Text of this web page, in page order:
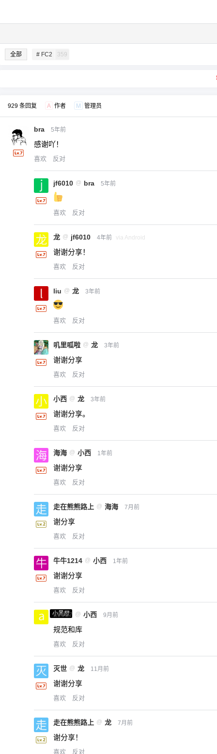
全部 # FC2 359
929 条回复 A 作者 M 管理员
bra 5年前
感谢吖！
喜欢 反对
jf6010 @ bra 5年前
喜欢 反对
龙 @ jf6010 4年前 via Android
谢谢分享！
喜欢 反对
liu @ 龙 3年前
喜欢 反对
叽里呱啦 @ 龙 3年前
谢谢分享
喜欢 反对
小西 @ 龙 3年前
谢谢分享。
喜欢 反对
海海 @ 小西 1年前
谢谢分享
喜欢 反对
走在熊熊路上 @ 海海 7月前
谢分享
喜欢 反对
牛牛1214 @ 小西 1年前
谢谢分享
喜欢 反对
小黑屋
a0987 @ 小西 9月前
规范和库
喜欢 反对
灭世 @ 龙 11月前
谢谢分享
喜欢 反对
走在熊熊路上 @ 龙 7月前
谢分享！
喜欢 反对